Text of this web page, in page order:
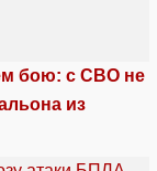
бою: с СВО не
из